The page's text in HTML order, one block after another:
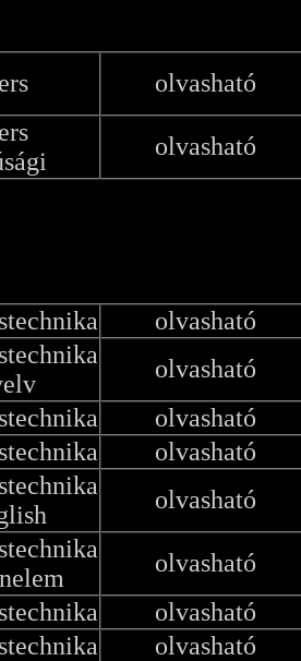
olvasható
olvasható
olvasható
olvasható
olvasható
olvasható
olvasható
olvasható
olvasható
olvasható